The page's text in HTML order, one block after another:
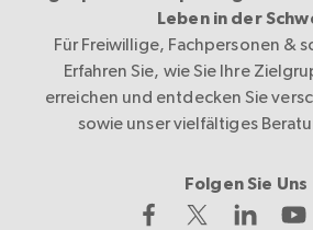
Leben in der
Für Freiwillige, Fachpersonen &
Erfahren Sie, wie Sie Ihre
erreichen und entdecken Sie
sowie unser vielfältiges
Folgen Sie Uns